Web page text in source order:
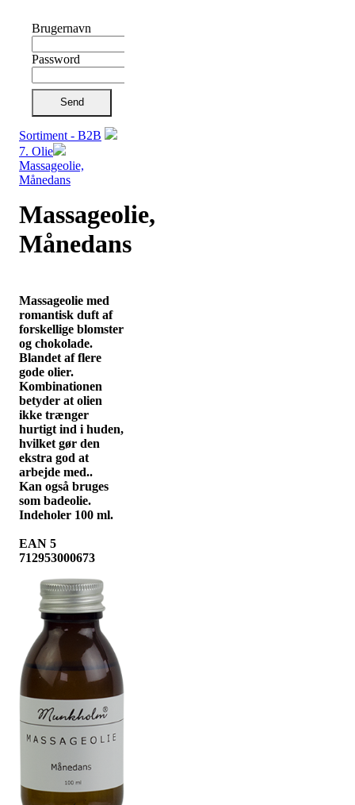
Brugernavn
Password
Send
Sortiment - B2B
7. Olie
Massageolie,
Månedans
Massageolie,
Månedans
Massageolie med
romantisk duft af
forskellige blomster
og chokolade.
Blandet af flere
gode olier.
Kombinationen
betyder at olien
ikke trænger
hurtigt ind i huden,
hvilket gør den
ekstra god at
arbejde med..
Kan også bruges
som badeolie.
Indeholer 100 ml.
EAN 5
712953000673